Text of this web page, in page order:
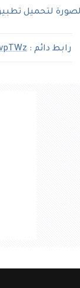
لتحميل تطبيق
رابط دائم :